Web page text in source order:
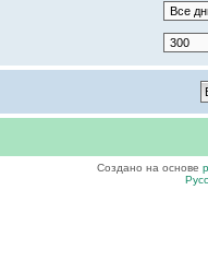
Создано на основе